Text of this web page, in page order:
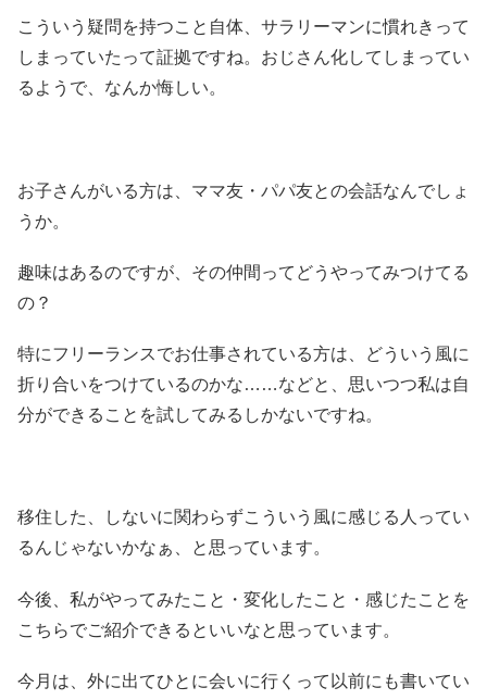
こういう疑問を持つこと自体、サラリーマンに慣れきって
しまっていたって証拠ですね。おじさん化してしまってい
るようで、なんか悔しい。
お子さんがいる方は、ママ友・パパ友との会話なんでしょ
うか。
趣味はあるのですが、その仲間ってどうやってみつけてる
の？
特にフリーランスでお仕事されている方は、どういう風に
折り合いをつけているのかな……などと、思いつつ私は自
分ができることを試してみるしかないですね。
移住した、しないに関わらずこういう風に感じる人ってい
るんじゃないかなぁ、と思っています。
今後、私がやってみたこと・変化したこと・感じたことを
こちらでご紹介できるといいなと思っています。
今月は、外に出てひとに会いに行くって以前にも書いてい